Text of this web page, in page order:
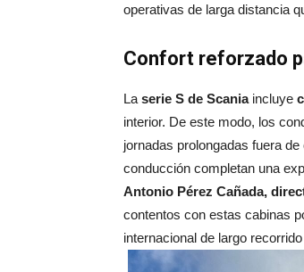
operativas de larga distancia
Confort reforzado
La serie S de Scaniaincluye
interior. De este modo, los
jornadas prolongadas fuera
conducción completan una
Antonio Pérez Cañada,
contentos con estas cabinas
internacional de largo